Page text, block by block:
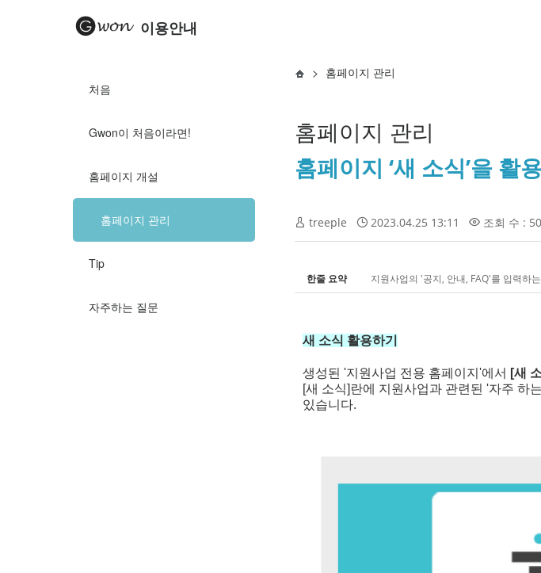
이용안내
처음
Gwon이 처음이라면!
홈페이지 개설
홈페이지 관리
Tip
자주하는 질문
> 홈페이지 관리
홈페이지 관리
홈페이지 ‘새 소식’을 활
treeple 2023.04.25 13:11 조회 수 :
한줄 요약 지원사업의 '공지, 안내, FAQ'를 입력하
새 소식 활용하기
생성된 '지원사업 전용 홈페이지'에서 [새
[새 소식]란에 지원사업과 관련된 '자주 하
있습니다.